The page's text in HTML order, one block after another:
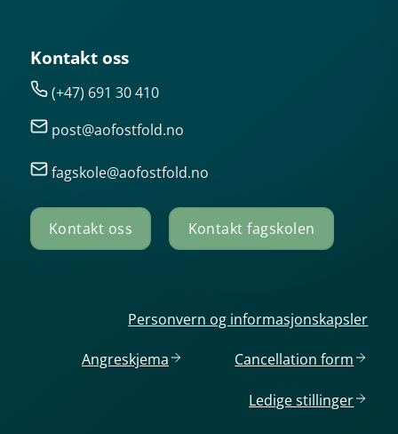
Kontakt oss
(+47) 691 30 410
post@aofostfold.no
fagskole@aofostfold.no
Kontakt oss Kontakt fagskolen
Personvern og informasjonskapsler
Angreskjema Cancellationform
Ledigestillinger